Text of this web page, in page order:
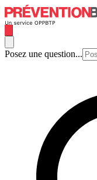
Posez une question...